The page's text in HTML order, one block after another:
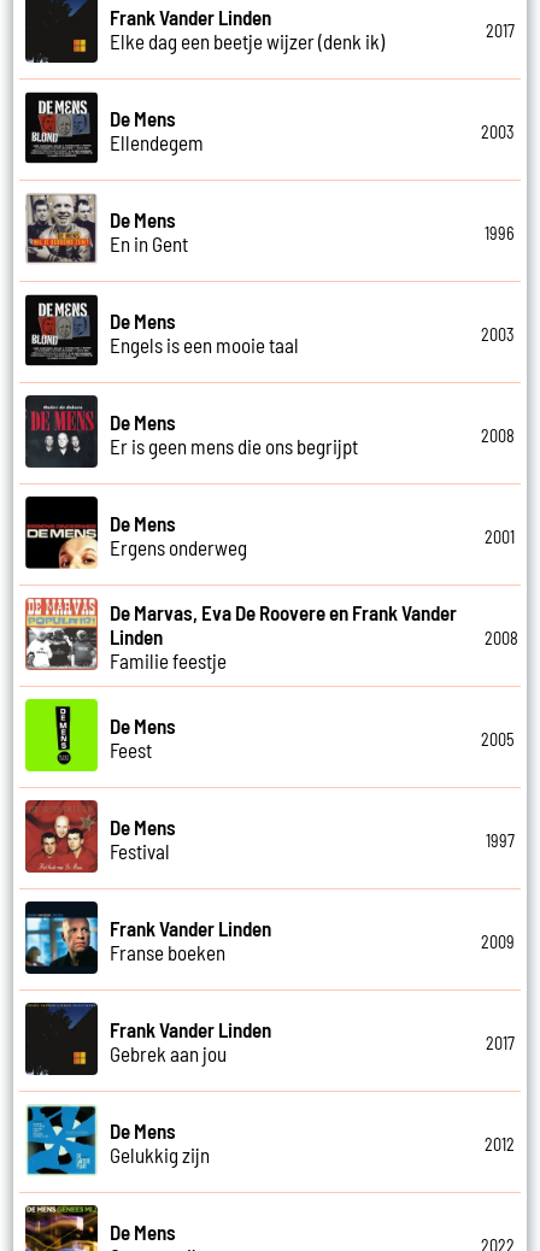
Frank Vander Linden
Elke dag een beetje wijzer (denk ik)
2017
De Mens
Ellendegem
2003
De Mens
En in Gent
1996
De Mens
Engels is een mooie taal
2003
De Mens
Er is geen mens die ons begrijpt
2008
De Mens
Ergens onderweg
2001
De Marvas, Eva De Roovere en Frank Vander
Linden
Familie feestje
2008
De Mens
Feest
2005
De Mens
Festival
1997
Frank Vander Linden
Franse boeken
2009
Frank Vander Linden
Gebrek aan jou
2017
De Mens
Gelukkig zijn
2012
De Mens
2022